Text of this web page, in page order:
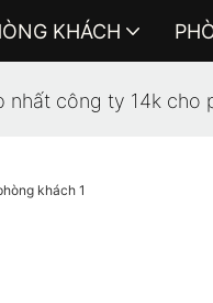
KHÁCH
nhất công ty 14k cho